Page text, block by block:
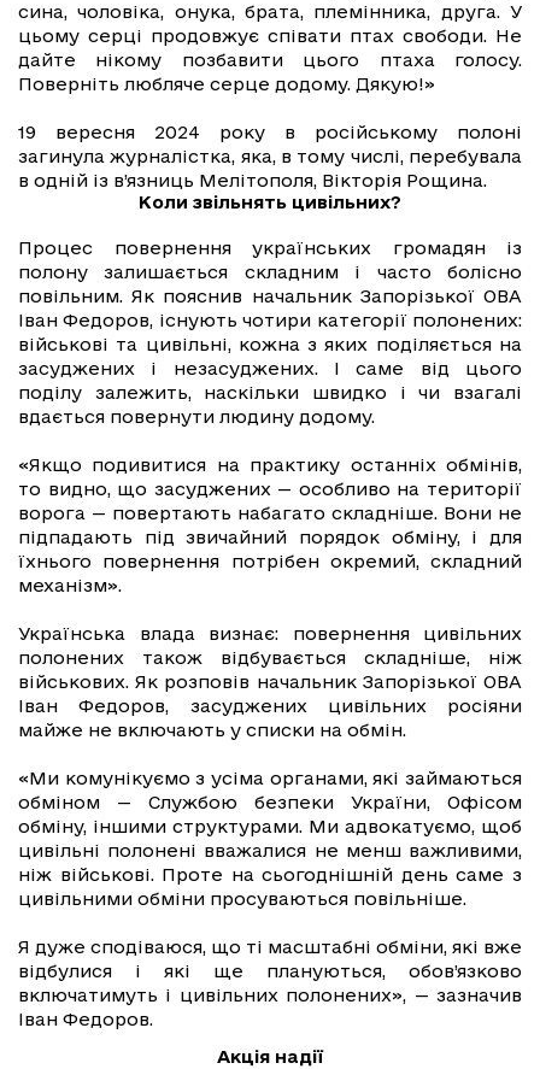
сина, чоловіка, онука, брата, племінника, друга. У
цьому серці продовжує співати птах свободи. Не
дайте нікому позбавити цього птаха голосу.
Поверніть любляче серце додому. Дякую!»
19 вересня 2024 року в російському полоні
загинула журналістка, яка, в тому числі, перебувала
в одній із в’язниць Мелітополя, Вікторія Рощина.
Коли звільнять цивільних?
Процес повернення українських громадян із
полону залишається складним і часто болісно
повільним. Як пояснив начальник Запорізької ОВА
Іван Федоров, існують чотири категорії полонених:
військові та цивільні, кожна з яких поділяється на
засуджених і незасуджених. І саме від цього
поділу залежить, наскільки швидко і чи взагалі
вдається повернути людину додому.
«Якщо подивитися на практику останніх обмінів,
то видно, що засуджених — особливо на території
ворога — повертають набагато складніше. Вони не
підпадають під звичайний порядок обміну, і для
їхнього повернення потрібен окремий, складний
механізм».
Українська влада визнає: повернення цивільних
полонених також відбувається складніше, ніж
військових. Як розповів начальник Запорізької ОВА
Іван Федоров, засуджених цивільних росіяни
майже не включають у списки на обмін.
«Ми комунікуємо з усіма органами, які займаються
обміном — Службою безпеки України, Офісом
обміну, іншими структурами. Ми адвокатуємо, щоб
цивільні полонені вважалися не менш важливими,
ніж військові. Проте на сьогоднішній день саме з
цивільними обміни просуваються повільніше.
Я дуже сподіваюся, що ті масштабні обміни, які вже
відбулися і які ще плануються, обов’язково
включатимуть і цивільних полонених», — зазначив
Іван Федоров.
Акція надії